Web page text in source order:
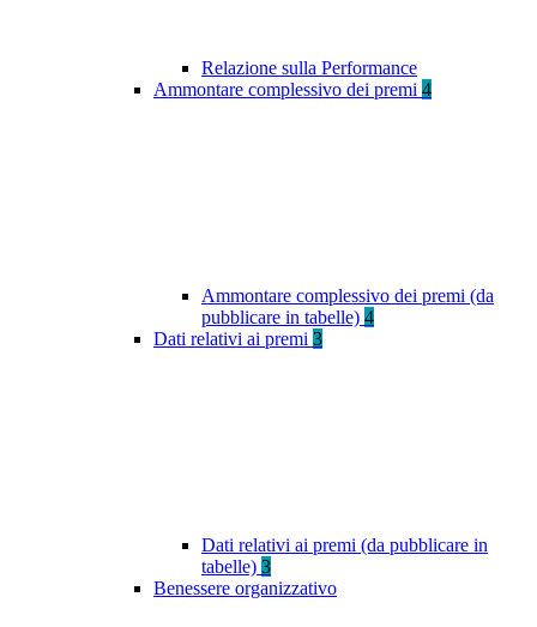
Relazione sulla Performance
Ammontare complessivo dei premi 4
Ammontare complessivo dei premi (da
pubblicare in tabelle) 4
Dati relativi ai premi 3
Dati relativi ai premi (da pubblicare in
tabelle) 3
Benessere organizzativo